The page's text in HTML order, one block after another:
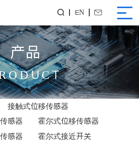
 EN 
产品
接触式位移传感器
感器
霍尔式位移传感器
感器
霍尔式接近开关